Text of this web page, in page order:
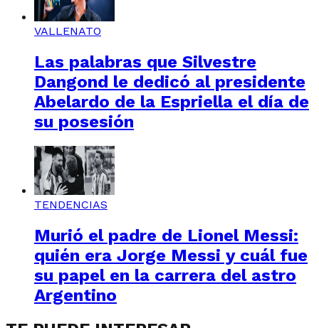
VALLENATO
Las palabras que Silvestre
Dangond le dedicó al presidente
Abelardo de la Espriella el día de
su posesión
TENDENCIAS
Murió el padre de Lionel Messi:
quién era Jorge Messi y cuál fue
su papel en la carrera del astro
Argentino